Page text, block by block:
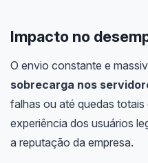
Impacto no
O envio constante e
sobrecarga nos
falhas ou até quedas
experiência dos usuários
a reputação da empresa.